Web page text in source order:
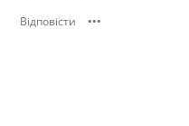
Відповісти •••